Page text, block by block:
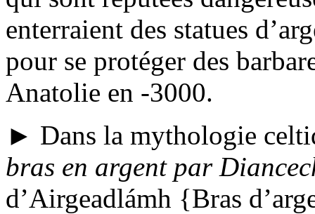
enterraient des statues
pour se protéger des
Anatolie en -3000.
► Dans la mythologie
bras en argent par
d’Airgeadlámh {Bras